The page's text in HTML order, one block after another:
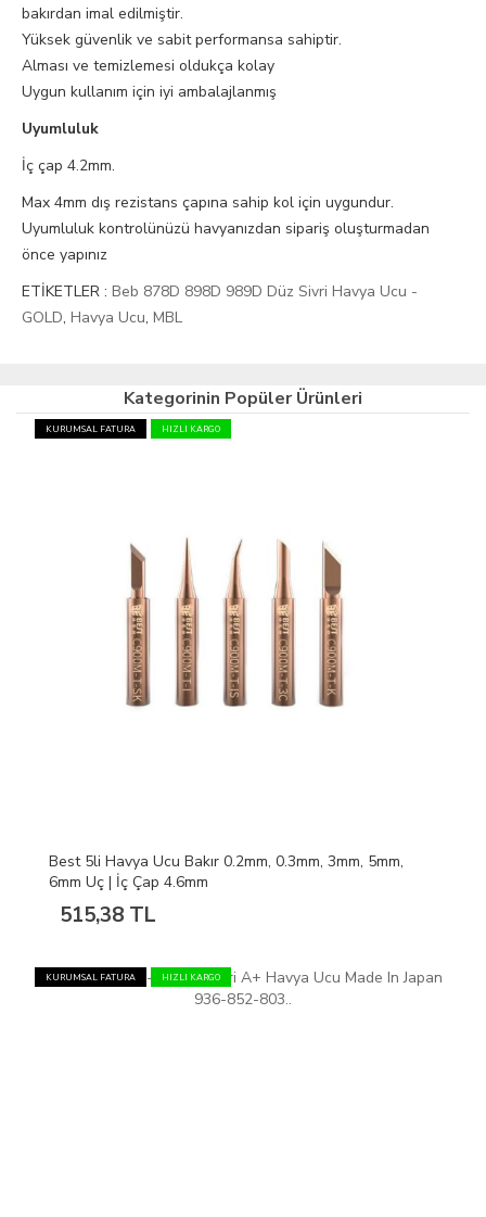
bakırdan imal edilmiştir.
Yüksek güvenlik ve sabit performansa sahiptir.
Alması ve temizlemesi oldukça kolay
Uygun kullanım için iyi ambalajlanmış​
Uyumluluk
İç çap 4.2mm.
Max 4mm dış rezistans çapına sahip kol için uygundur.
Uyumluluk kontrolünüzü havyanızdan sipariş oluşturmadan
önce yapınız
ETİKETLER : Beb 878D 898D 989D Düz Sivri Havya Ucu -
GOLD, Havya Ucu, MBL
Kategorinin Popüler Ürünleri
KURUMSAL FATURA HIZLI KARGO
Best 5li Havya Ucu Bakır 0.2mm, 0.3mm, 3mm, 5mm,
6mm Uç | İç Çap 4.6mm
515,38 TL
KURUMSAL FATURA HIZLI KARGO